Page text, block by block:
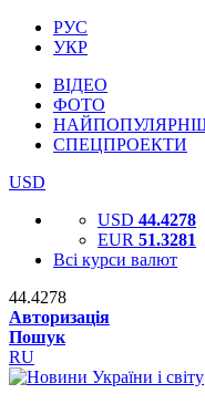
РУС
УКР
ВІДЕО
ФОТО
СПЕЦПРОЕКТИ
USD
USD 44.4278
EUR 51.3281
Всі курси валют
44.4278
Авторизація
Пошук
RU